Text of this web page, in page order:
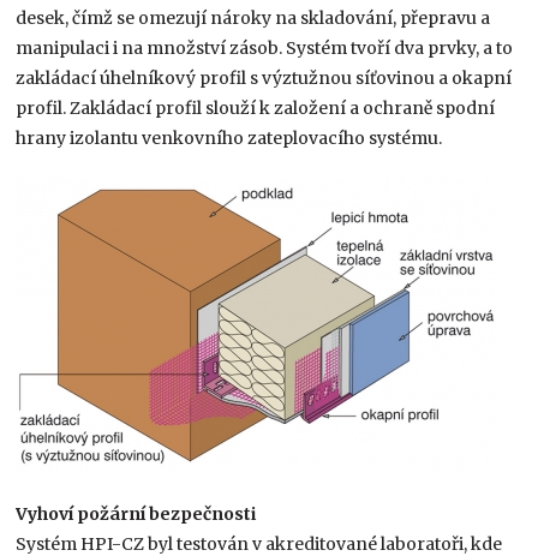
desek, čímž se omezují nároky na skladování, přepravu a
manipulaci i na množství zásob. Systém tvoří dva prvky, a to
zakládací úhelníkový profil s výztužnou síťovinou a okapní
profil. Zakládací profil slouží k založení a ochraně spodní
hrany izolantu venkovního zateplovacího systému.
Vyhoví požární bezpečnosti
Systém HPI-CZ byl testován v akreditované laboratoři, kde